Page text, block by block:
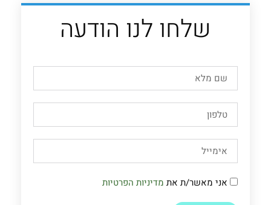
שלחו לנו הודעה
אני מאשר/ת את מדיניות הפרטיות